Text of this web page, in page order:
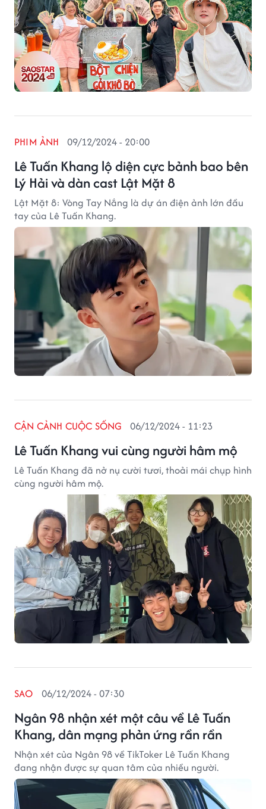
Lê Tuấn Khang lộ diện cực bảnh bao bên
Lý Hải và dàn cast Lật Mặt 8
PHIM ẢNH 09/12/2024 - 20:00
Lật Mặt 8: Vòng Tay Nắng là dự án điện ảnh lớn đầu
tay của Lê Tuấn Khang.
Lê Tuấn Khang vui cùng người hâm mộ
CẬN CẢNH CUỘC SỐNG 06/12/2024 - 11:23
Lê Tuấn Khang đã nở nụ cười tươi, thoải mái chụp hình
cùng người hâm mộ.
Ngân 98 nhận xét một câu về Lê Tuấn
Khang, dân mạng phản ứng rần rần
SAO 06/12/2024 - 07:30
Nhận xét của Ngân 98 về TikToker Lê Tuấn Khang
đang nhận được sự quan tâm của nhiều người.